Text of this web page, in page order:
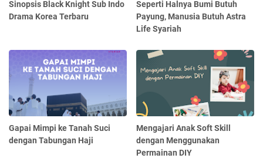
Sinopsis Black Knight Sub Indo
Drama Korea Terbaru
Seperti Halnya Bumi Butuh
Payung, Manusia Butuh Astra
Life Syariah
Gapai Mimpi ke Tanah Suci
dengan Tabungan Haji
Mengajari Anak Soft Skill
dengan Menggunakan
Permainan DIY